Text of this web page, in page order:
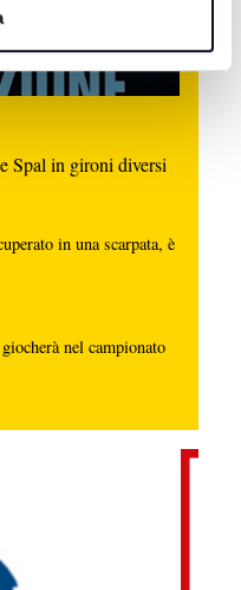
Spal in gironi diversi
in una scarpata, è
nel campionato